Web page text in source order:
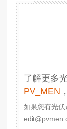
了解更多
PV_MEN ，
如果您有光伏